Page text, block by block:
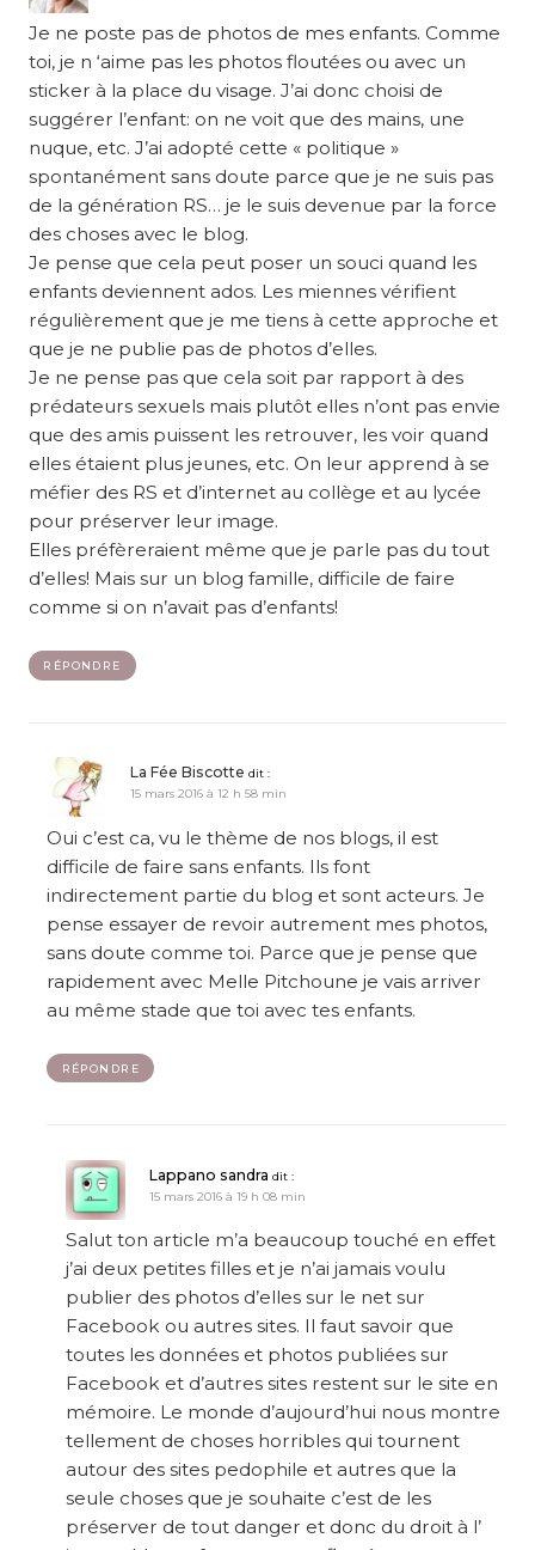
Je ne poste pas de photos de mes enfants. Comme
toi, je n ‘aime pas les photos floutées ou avec un
sticker à la place du visage. J’ai donc choisi de
suggérer l’enfant: on ne voit que des mains, une
nuque, etc. J’ai adopté cette « politique »
spontanément sans doute parce que je ne suis pas
de la génération RS… je le suis devenue par la force
des choses avec le blog.
Je pense que cela peut poser un souci quand les
enfants deviennent ados. Les miennes vérifient
régulièrement que je me tiens à cette approche et
que je ne publie pas de photos d’elles.
Je ne pense pas que cela soit par rapport à des
prédateurs sexuels mais plutôt elles n’ont pas envie
que des amis puissent les retrouver, les voir quand
elles étaient plus jeunes, etc. On leur apprend à se
méfier des RS et d’internet au collège et au lycée
pour préserver leur image.
Elles préfèreraient même que je parle pas du tout
d’elles! Mais sur un blog famille, difficile de faire
comme si on n’avait pas d’enfants!
RÉPONDRE
La Fée Biscotte dit :
15 mars 2016 à 12 h 58 min
Oui c’est ca, vu le thème de nos blogs, il est
difficile de faire sans enfants. Ils font
indirectement partie du blog et sont acteurs. Je
pense essayer de revoir autrement mes photos,
sans doute comme toi. Parce que je pense que
rapidement avec Melle Pitchoune je vais arriver
au même stade que toi avec tes enfants.
RÉPONDRE
Lappano sandra dit :
15 mars 2016 à 19 h 08 min
Salut ton article m’a beaucoup touché en effet
j’ai deux petites filles et je n’ai jamais voulu
publier des photos d’elles sur le net sur
Facebook ou autres sites. Il faut savoir que
toutes les données et photos publiées sur
Facebook et d’autres sites restent sur le site en
mémoire. Le monde d’aujourd’hui nous montre
tellement de choses horribles qui tournent
autour des sites pedophile et autres que la
seule choses que je souhaite c’est de les
préserver de tout danger et donc du droit à l’